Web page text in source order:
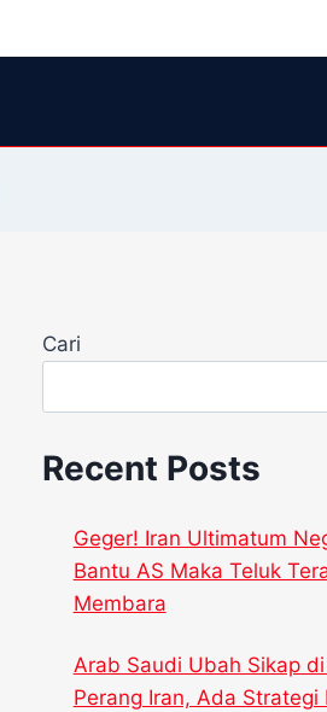
Cari
Recent Posts
Geger! Iran Ultimatum
Bantu AS Maka Teluk
Membara
Arab Saudi Ubah Sikap
Perang Iran, Ada Strategi